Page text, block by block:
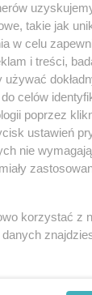
takie jak
w celu
i treści,
celów
poprzez
ustawień
nie
korzystać z